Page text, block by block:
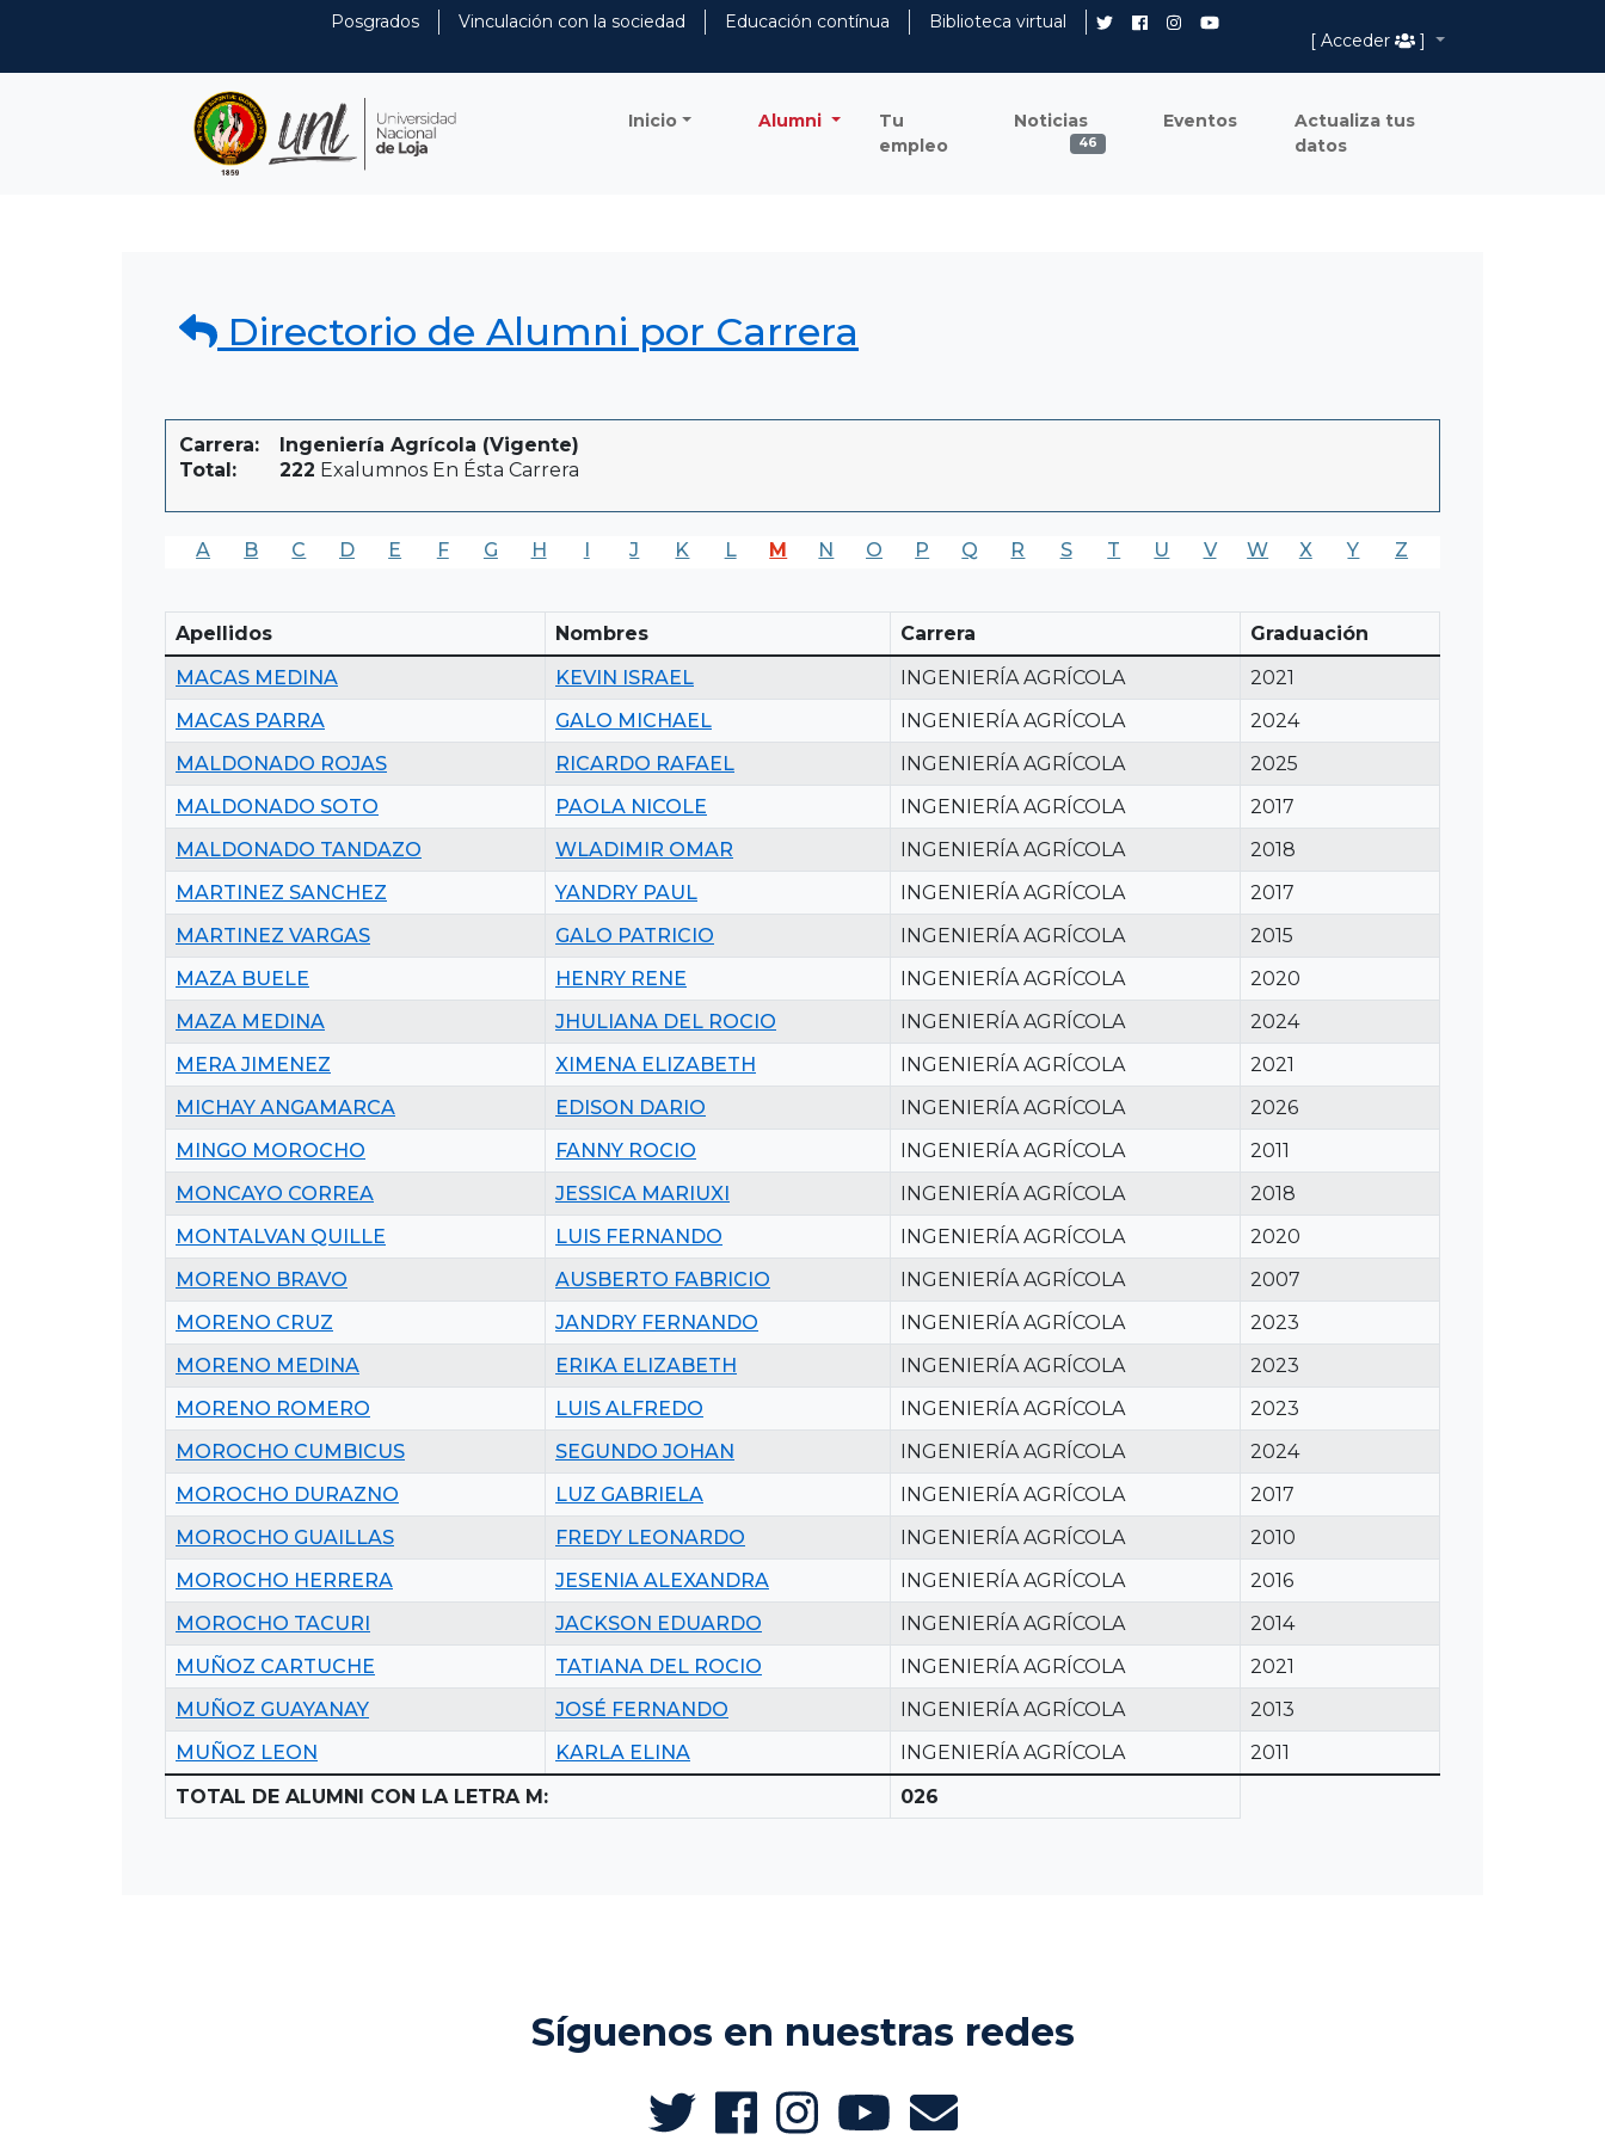
Posgrados Vinculación con la sociedad Educación contínua
Biblioteca virtual
[ Acceder
]
Inicio Alumni
Tu
empleo
Noticias
46
Eventos
Actualiza tus
datos
Directorio de Alumni por Carrera
Carrera:
Ingeniería Agrícola (Vigente)
Total:
222 Exalumnos En Ésta Carrera
A B C D E F G H I J K L M N O P Q R S T U V W X Y Z
Apellidos Nombres Carrera
Graduación
MACAS MEDINA
KEVIN ISRAEL INGENIERÍA AGRÍCOLA
2021
MACAS PARRA
GALO MICHAEL INGENIERÍA AGRÍCOLA
2024
MALDONADO ROJAS
RICARDO RAFAEL INGENIERÍA AGRÍCOLA
2025
MALDONADO SOTO
PAOLA NICOLE INGENIERÍA AGRÍCOLA
2017
MALDONADO TANDAZO
WLADIMIR OMAR INGENIERÍA AGRÍCOLA
2018
MARTINEZ SANCHEZ
YANDRY PAUL INGENIERÍA AGRÍCOLA
2017
MARTINEZ VARGAS
GALO PATRICIO INGENIERÍA AGRÍCOLA
2015
MAZA BUELE
HENRY RENE INGENIERÍA AGRÍCOLA
2020
MAZA MEDINA
JHULIANA DEL ROCIO INGENIERÍA AGRÍCOLA
2024
MERA JIMENEZ
XIMENA ELIZABETH INGENIERÍA AGRÍCOLA
2021
MICHAY ANGAMARCA
EDISON DARIO INGENIERÍA AGRÍCOLA
2026
MINGO MOROCHO
FANNY ROCIO INGENIERÍA AGRÍCOLA
2011
MONCAYO CORREA
JESSICA MARIUXI INGENIERÍA AGRÍCOLA
2018
MONTALVAN QUILLE
LUIS FERNANDO INGENIERÍA AGRÍCOLA
2020
MORENO BRAVO
AUSBERTO FABRICIO INGENIERÍA AGRÍCOLA
2007
MORENO CRUZ
JANDRY FERNANDO INGENIERÍA AGRÍCOLA
2023
MORENO MEDINA
ERIKA ELIZABETH INGENIERÍA AGRÍCOLA
2023
MORENO ROMERO
LUIS ALFREDO INGENIERÍA AGRÍCOLA
2023
MOROCHO CUMBICUS
SEGUNDO JOHAN INGENIERÍA AGRÍCOLA
2024
MOROCHO DURAZNO
LUZ GABRIELA INGENIERÍA AGRÍCOLA
2017
MOROCHO GUAILLAS
FREDY LEONARDO INGENIERÍA AGRÍCOLA
2010
MOROCHO HERRERA
JESENIA ALEXANDRA INGENIERÍA AGRÍCOLA
2016
MOROCHO TACURI
JACKSON EDUARDO INGENIERÍA AGRÍCOLA
2014
MUÑOZ CARTUCHE
TATIANA DEL ROCIO INGENIERÍA AGRÍCOLA
2021
MUÑOZ GUAYANAY
JOSÉ FERNANDO INGENIERÍA AGRÍCOLA
2013
MUÑOZ LEON
KARLA ELINA INGENIERÍA AGRÍCOLA
2011
TOTAL DE ALUMNI CON LA LETRA M:
026
Síguenos en nuestras redes